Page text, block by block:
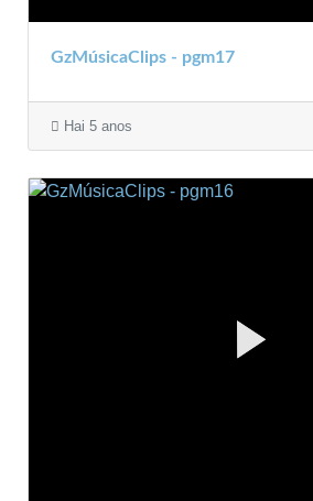
GzMúsicaClips - pgm17
Hai 5 anos